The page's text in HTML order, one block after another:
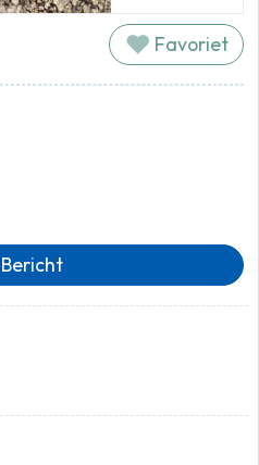
Favoriet
Bericht